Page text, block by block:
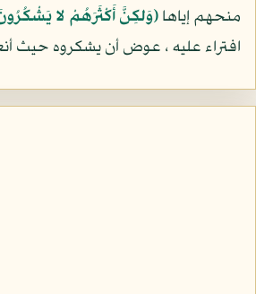
منحهم إياها(وَلكِنَّ أَكْثَرَهُمْ لا
افتراء عليه ، عوض أن يشكروه حيث